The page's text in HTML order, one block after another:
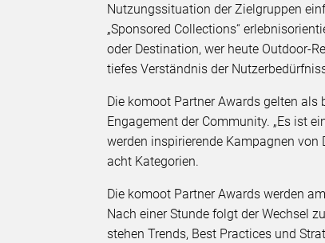
Nutzungssituation der Zielgruppen
„Sponsored Collections“
oder Destination, wer heute Outdoor-
tiefes Verständnis der
Die komoot Partner Awards gelten
Engagement der Community. „Es ist
werden inspirierende Kampagnen
acht Kategorien.
Die komoot Partner Awards werden
Nach einer Stunde folgt der Wechsel
stehen Trends, Best Practices und